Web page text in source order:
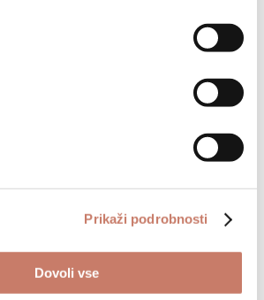
Prikaži podrobnosti
Dovoli vse
cerkno.si